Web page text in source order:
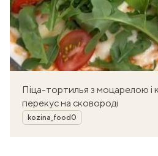
Піца-тортилья з моцарелою
перекус на сковороді
Автор
kozina_food0